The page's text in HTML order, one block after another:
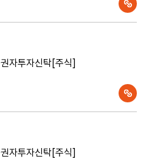
자투자신탁[주식]
자투자신탁[주식]